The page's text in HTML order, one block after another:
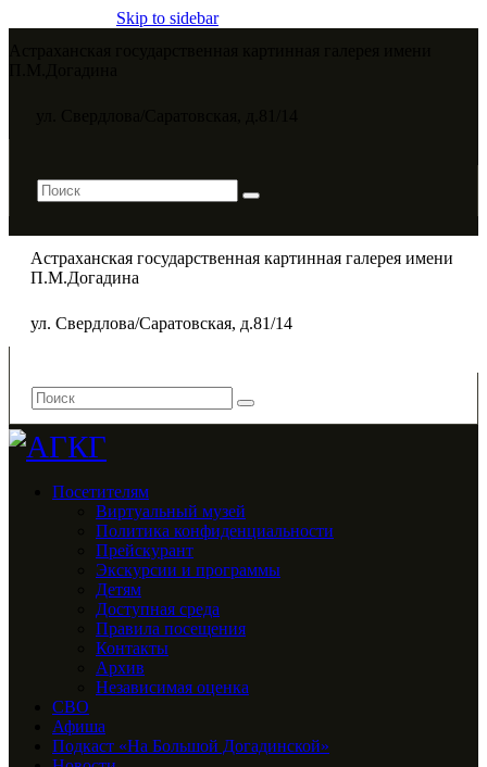
Skip to sidebar
Астраханская государственная картинная галерея имени
П.М.Догадина​
ул. Свердлова/Саратовская, д.81/14
Посетителям
Виртуальный музей
Политика конфиденциальности
Прейскурант
Экскурсии и программы
Детям
Доступная среда
Правила посещения
Контакты
Архив
Независимая оценка
СВО
Афиша
Подкаст «На Большой Догадинской»